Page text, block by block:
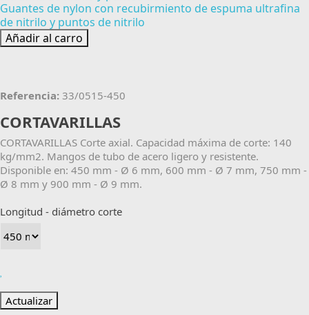
Guantes de nylon con recubirmiento de espuma ultrafina
de nitrilo y puntos de nitrilo
Añadir al carro
Referencia: 33/0515-450
CORTAVARILLAS
CORTAVARILLAS Corte axial. Capacidad máxima de corte: 140
kg/mm2. Mangos de tubo de acero ligero y resistente.
Disponible en: 450 mm - Ø 6 mm, 600 mm - Ø 7 mm, 750 mm -
Ø 8 mm y 900 mm - Ø 9 mm.
Longitud - diámetro corte